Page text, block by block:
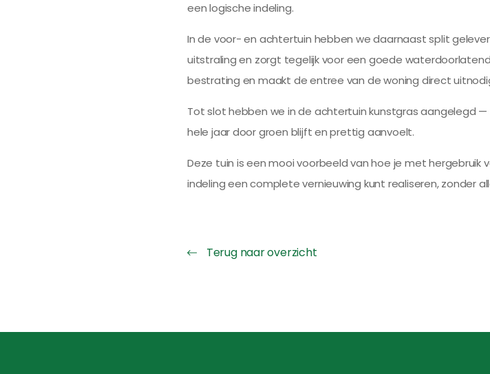
een logische indeling.
In de voor- en achtertuin hebben we daarnaast split
uitstraling en zorgt tegelijk voor een goede
bestrating en maakt de entree van de woning direct
Tot slot hebben we in de achtertuin kunstgras aangelegd
hele jaar door groen blijft en prettig aanvoelt.
Deze tuin is een mooi voorbeeld van hoe je met
indeling een complete vernieuwing kunt realiseren, zonder
Terug naar overzicht